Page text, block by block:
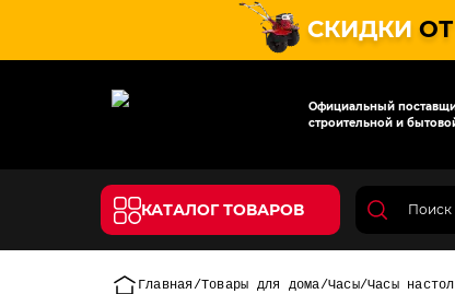
СКИДКИ ОТ
Официальный
строительной и
КАТАЛОГ ТОВАРОВ
Главная Товары для дома Часы Часы